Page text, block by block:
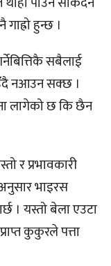
हुन्छ ।
सबैलाई
नआउन सक्छ ।
लागेको छ कि छैन
र प्रभावकारी
भाइरस
। यस्तो बेला एउटा
कुकुरले पत्ता